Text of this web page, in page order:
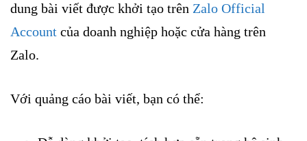
dung bài viết được khởi tạo trên Zalo Official
Account của doanh nghiệp hoặc cửa hàng trên
Zalo.
Với quảng cáo bài viết, bạn có thể: